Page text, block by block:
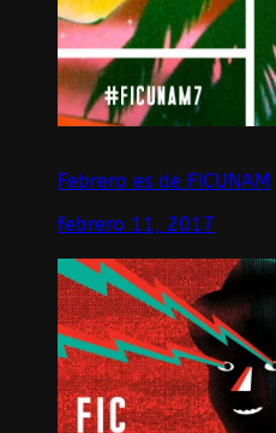
Febrero es de FICUNAM
febrero 11, 2017